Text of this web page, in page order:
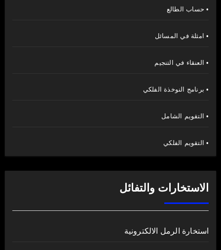
• حساب الطالع
• امثلة في المسائل
• العنقاء في التنجيم
• برنامج النوخذة الفلكي
• التقويم الشامل
• التقويم الفلكي
الاستخارات والتفائل
استخارة الرمل الالكترونية